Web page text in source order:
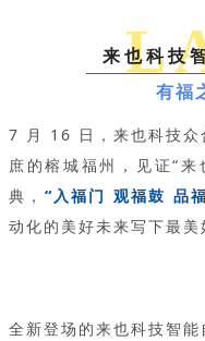
L
来也科技
有福
7 月 16 日，来也科技众
庶的榕城福州，见证“
典， “入福门 观福鼓 品
动化的美好未来写下最美
全新登场的来也科技智